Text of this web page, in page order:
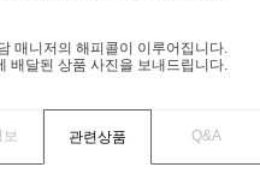
매니저의 해피콜이 이루어집니다.
배달된 상품 사진을 보내드립니다.
관련상품 Q&A